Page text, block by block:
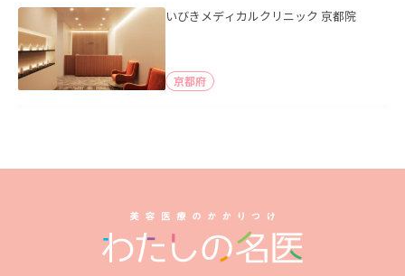
いびきメディカルクリニック 京都院
京都府